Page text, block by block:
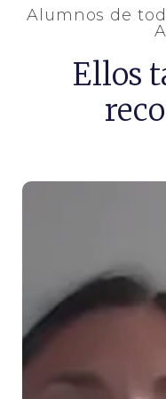
Alumnos de
Ellos